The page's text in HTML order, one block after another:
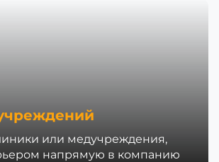
или медучреждения,
напрямую в компанию